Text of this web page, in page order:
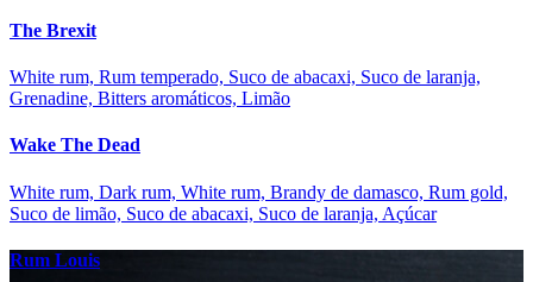
The Brexit
White rum, Rum temperado, Suco de abacaxi, Suco de laranja,
Grenadine, Bitters aromáticos, Limão
Wake The Dead
White rum, Dark rum, White rum, Brandy de damasco, Rum gold,
Suco de limão, Suco de abacaxi, Suco de laranja, Açúcar
Rum Louis